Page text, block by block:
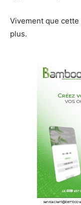
Vivement que
plus.